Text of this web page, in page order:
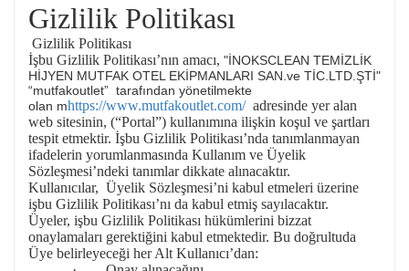
Gizlilik Politikası
Gizlilik Politikası
İşbu Gizlilik Politikası’nın amacı, "İNOKSCLEAN TEMİZLİK
HİJYEN MUTFAK OTEL EKİPMANLARI SAN.ve TİC.LTD.ŞTİ"
“mutfakoutlet” tarafından yönetilmekte
olan mhttps://www.mutfakoutlet.com/adresinde yer alan
web sitesinin, (“Portal”) kullanımına ilişkin koşul ve şartları
tespit etmektir. İşbu Gizlilik Politikası’nda tanımlanmayan
ifadelerin yorumlanmasında Kullanım ve Üyelik
Sözleşmesi’ndeki tanımlar dikkate alınacaktır.
Kullanıcılar, Üyelik Sözleşmesi’ni kabul etmeleri üzerine
işbu Gizlilik Politikası’nı da kabul etmiş sayılacaktır.
Üyeler, işbu Gizlilik Politikası hükümlerini bizzat
onaylamaları gerektiğini kabul etmektedir. Bu doğrultuda
Üye belirleyeceği her Alt Kullanıcı’dan: